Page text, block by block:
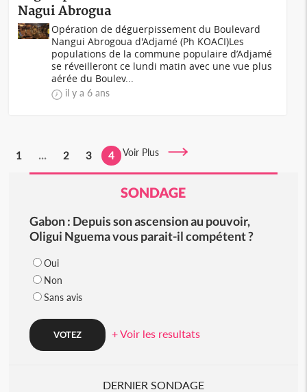
Nagui Abrogua
Opération de déguerpissement du Boulevard
Nangui Abrogoua d'Adjamé (Ph KOACI)Les
populations de la commune populaire d’Adjamé
se réveilleront ce lundi matin avec une vue plus
aérée du Boulev...
il y a 6 ans
1 ... 2 3 4 Voir Plus
SONDAGE
Gabon : Depuis son ascension au pouvoir,
Oligui Nguema vous parait-il compétent ?
Oui
Non
Sans avis
+ Voir les resultats
DERNIER SONDAGE